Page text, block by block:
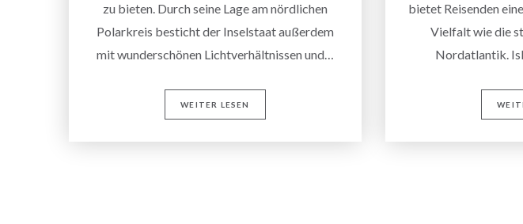
zu bieten. Durch seine Lage am nördlichen
Polarkreis besticht der Inselstaat außerdem
mit wunderschönen Lichtverhältnissen und…
WEITER LESEN
bietet Reisenden
Vielfalt wie die
Nordatlantik.